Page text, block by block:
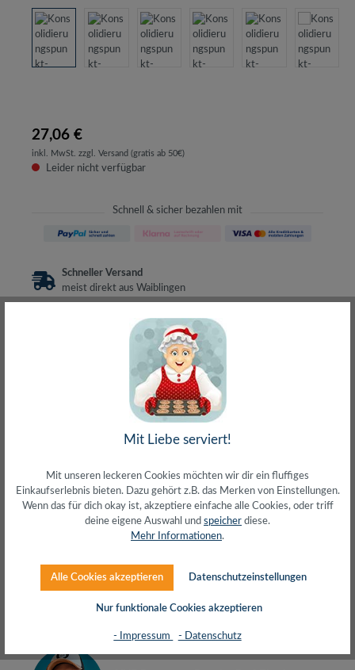
27,06 €
inkl. MwSt. zzgl. Versand (gratis ab 50€)
Leider nicht verfügbar
Schnell & sicher bezahlen mit
Schneller Versand
meist direkt aus Waiblingen
ohne Risiko bestellen
– Frag den Profi!
kostenlos und persönlich
Über 20+ Jahre Erfahrung
wir wissen von was wir sprechen
Beschreibung
Cat.6A Class EA bis 500 MHz, 10 Gbit/sGemäß ISO/IEC
11801, EN 50173, ANSI/TIA-568C.2Geeignet für PoE,
PoE+ und PoE++Kabel: 2…Mehr
Herstellerinfos
Bewertungen
Mit Liebe serviert!
Mit unseren leckeren Cookies möchten wir dir ein fluffiges
Einkaufserlebnis bieten. Dazu gehört z.B. das Merken von Einstellungen.
Wenn das für dich okay ist, akzeptiere einfache alle Cookies, oder triff
deine eigene Auswahl und speicher diese.
Mehr Informationen.
Alle Cookies akzeptieren Datenschutzeinstellungen
Nur funktionale Cookies akzeptieren
- Impressum - Datenschutz